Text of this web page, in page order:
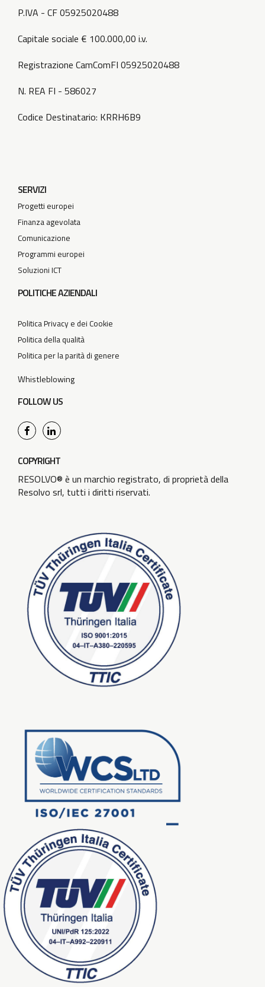
P.IVA - CF 05925020488
Capitale sociale € 100.000,00 i.v.
Registrazione CamComFI 05925020488
N. REA FI - 586027
Codice Destinatario: KRRH6B9
SERVIZI
Progetti europei
Finanza agevolata
Comunicazione
Programmi europei
Soluzioni ICT
POLITICHE AZIENDALI
Politica Privacy e dei Cookie
Politica della qualità
Politica per la parità di genere
Whistleblowing
FOLLOW US
COPYRIGHT
RESOLVO® è un marchio registrato, di proprietà della
Resolvo srl, tutti i diritti riservati.